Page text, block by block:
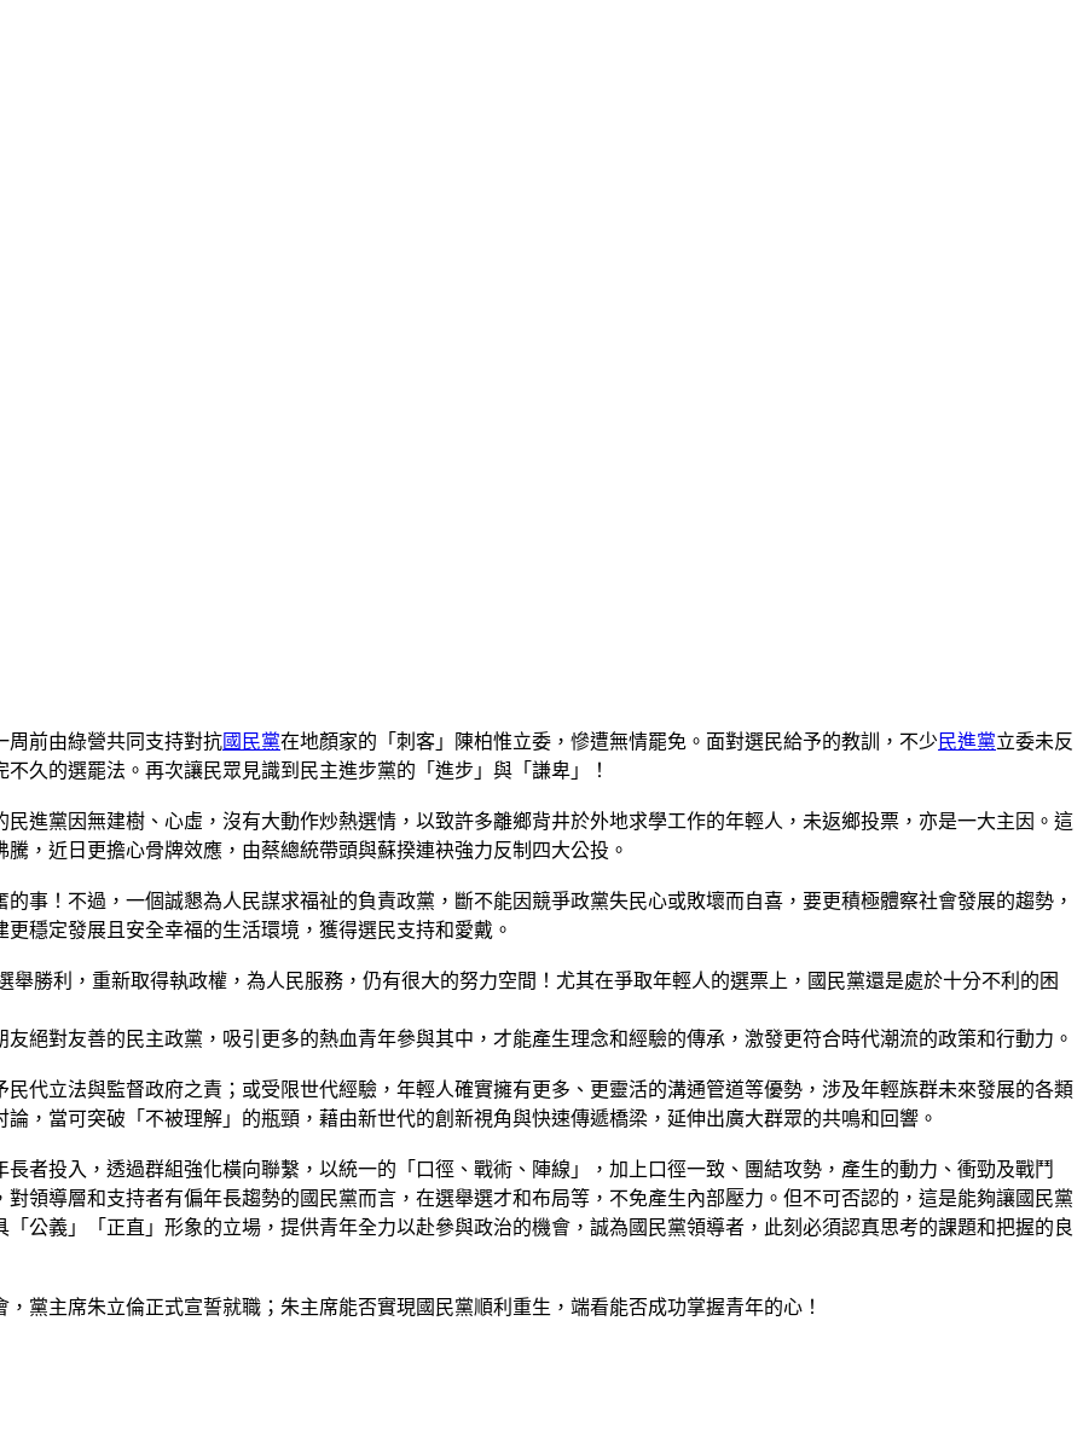
周前由綠營共同支持對抗國民黨在地顏家的「刺客」陳柏惟立委，慘遭無情罷免。面對選民給予的教訓，不少 民進黨立委未反
久的選罷法。再次讓民眾見識到民主進步黨的「進步」與「謙卑」！
進黨因無建樹、心虛，沒有大動作炒熱選情，以致許多離鄉背井於外地求學工作的年輕人，未返鄉投票，亦是一大主因。這
，近日更擔心骨牌效應，由蔡總統帶頭與蘇揆連袂強力反制四大公投。
事！不過，一個誠懇為人民謀求福祉的負責政黨，斷不能因競爭政黨失民心或敗壞而自喜，要更積極體察社會發展的趨勢，
穩定發展且安全幸福的生活環境，獲得選民支持和愛戴。
勝利，重新取得執政權，為人民服務，仍有很大的努力空間！尤其在爭取年輕人的選票上，國民黨還是處於十分不利的困
絕對友善的民主政黨，吸引更多的熱血青年參與其中，才能產生理念和經驗的傳承，激發更符合時代潮流的政策和行動力。
代立法與監督政府之責；或受限世代經驗，年輕人確實擁有更多、更靈活的溝通管道等優勢，涉及年輕族群未來發展的各類
，當可突破「不被理解」的瓶頸，藉由新世代的創新視角與快速傳遞橋梁，延伸出廣大群眾的共鳴和回響。
者投入，透過群組強化橫向聯繫，以統一的「口徑、戰術、陣線」，加上口徑一致、團結攻勢，產生的動力、衝勁及戰鬥
領導層和支持者有偏年長趨勢的國民黨而言，在選舉選才和布局等，不免產生內部壓力。但不可否認的，這是能夠讓國民黨
公義」「正直」形象的立場，提供青年全力以赴參與政治的機會，誠為國民黨領導者，此刻必須認真思考的課題和把握的良
黨主席朱立倫正式宣誓就職；朱主席能否實現國民黨順利重生，端看能否成功掌握青年的心！